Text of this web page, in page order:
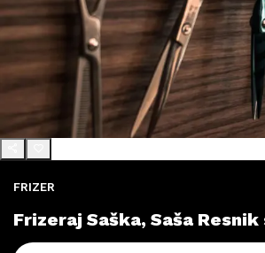
FRIZER
Frizeraj Saška, Saša Resnik